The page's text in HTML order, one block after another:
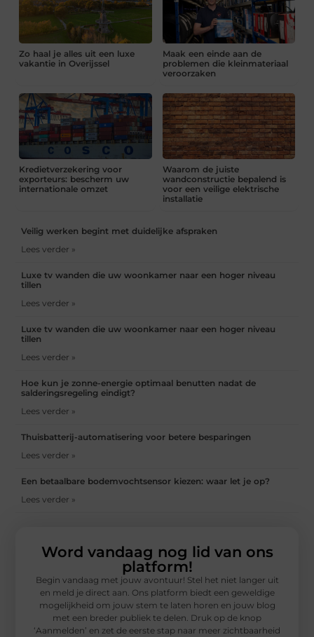
Zo haal je alles uit een luxe
vakantie in Overijssel
Maak een einde aan de
problemen die kleinmateriaal
veroorzaken
Kredietverzekering voor
exporteurs: bescherm uw
internationale omzet
Waarom de juiste
wandconstructie bepalend is
voor een veilige elektrische
installatie
Veilig werken begint met duidelijke afspraken
Lees verder »
Luxe tv wanden die uw woonkamer naar een hoger niveau
tillen
Lees verder »
Luxe tv wanden die uw woonkamer naar een hoger niveau
tillen
Lees verder »
Hoe kun je zonne-energie optimaal benutten nadat de
salderingsregeling eindigt?
Lees verder »
Thuisbatterij-automatisering voor betere besparingen
Lees verder »
Een betaalbare bodemvochtsensor kiezen: waar let je op?
Lees verder »
Word vandaag nog lid van ons
platform!
Begin vandaag met jouw avontuur! Stel het niet langer uit
en meld je direct aan. Ons platform biedt een geweldige
mogelijkheid om jouw stem te laten horen en jouw blog
met een breder publiek te delen. Druk op de knop
‘Aanmelden’ en zet de eerste stap naar meer zichtbaarheid